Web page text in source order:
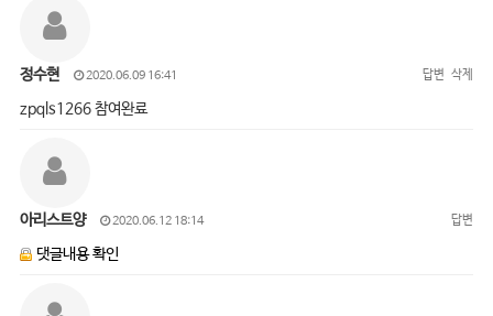
정수현 2020.06.09 16:41 답변 삭제
zpqls1266 참여완료
아리스트양 2020.06.12 18:14 답변
댓글내용 확인